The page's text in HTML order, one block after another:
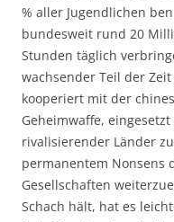
% aller Jugendlichen
bundesweit rund 20
Stunden täglich
wachsender Teil der
kooperiert mit der
Geheimwaffe,
rivalisierender Länder
permanentem Nonsens
Gesellschaften
Schach hält, hat es